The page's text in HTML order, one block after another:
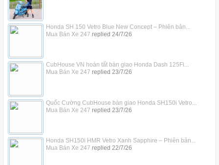
Honda SH 150 Vetro Blue New Concept – Phiên bản...
Mua Bán Xe 247 replied 24/7/26
CubHouse VN hoàn tất bàn giao Honda Dash 125Fi...
Mua Bán Xe 247 replied 23/7/26
Quốc Cường CubHouse bàn giao Honda SH150i Vetro...
Mua Bán Xe 247 replied 23/7/26
Honda SH150i HMR Vetro Xanh Sapphire – Phiên bản...
Mua Bán Xe 247 replied 22/7/26